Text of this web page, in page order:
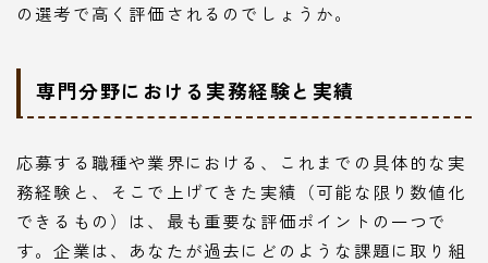
の選考で高く評価されるのでしょうか。
専門分野における実務経験と実績
応募する職種や業界における、これまでの具体的な実
務経験と、そこで上げてきた実績（可能な限り数値化
できるもの）は、最も重要な評価ポイントの一つで
す。企業は、あなたが過去にどのような課題に取り組